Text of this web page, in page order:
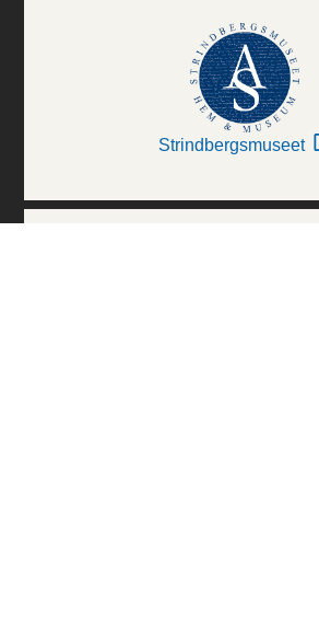
Strindbergsmuseet